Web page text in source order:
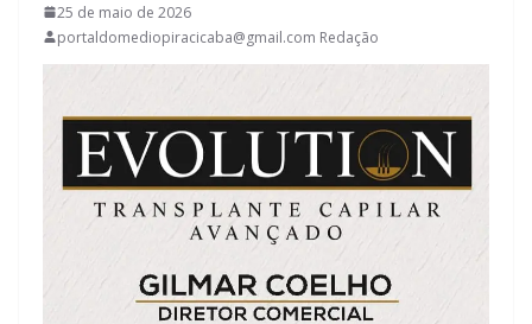
25 de maio de 2026
portaldomediopiracicaba@gmail.com Redação